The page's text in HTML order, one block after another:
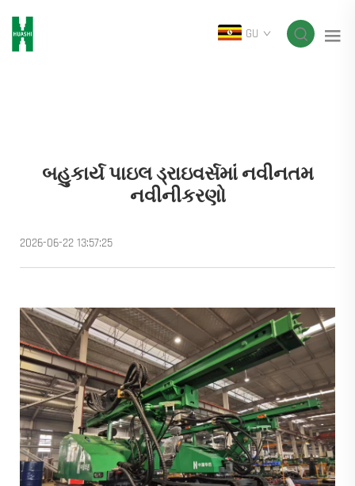
GU
બહુકાર્ય પાઇલ ડ્રાઇવર્સમાં નવીનતમ
નવીનીકરણો
2026-06-22 13:57:25